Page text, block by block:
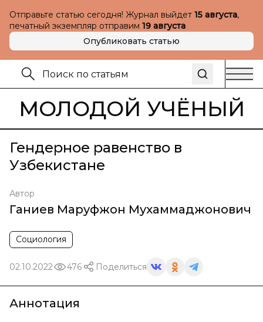
Отправьте статью сегодня! Журнал выйдет 15 августа,
печатный экземпляр отправим 19 августа
Опубликовать статью
МОЛОДОЙ УЧЁНЫЙ
Гендерное равенство в
Узбекистане
Автор
Ганиев Маруфжон Мухаммаджонович
Социология
02.10.2022 476 Поделиться
Аннотация